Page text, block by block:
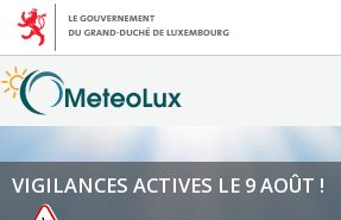
VIGILANCES ACTIVES LE 9 AOÛT !